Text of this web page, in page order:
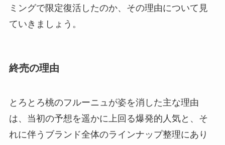
ミングで限定復活したのか、その理由について見
ていきましょう。
終売の理由
とろとろ桃のフルーニュが姿を消した主な理由
は、当初の予想を遥かに上回る爆発的人気と、そ
れに伴うブランド全体のラインナップ整理にあり